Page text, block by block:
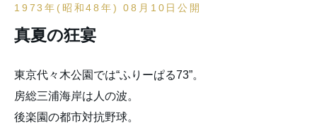
1973年(昭和48年) 08月10日公開
真夏の狂宴
東京代々木公園では“ふりーぱる73”。
房総三浦海岸は人の波。
後楽園の都市対抗野球。